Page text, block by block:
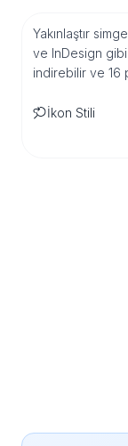
Yakınlaştır
ve InDesign
indirebilir ve 16
İkon Stili